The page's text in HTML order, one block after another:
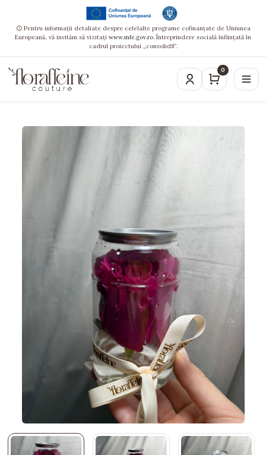
Pentru informații detaliate despre celelalte programe cofinanțate de Uniunea
Europeană, vă invităm să vizitați www.mfe.gov.ro. Întreprindere socială înființată în
cadrul proiectului „consolid8”.
0